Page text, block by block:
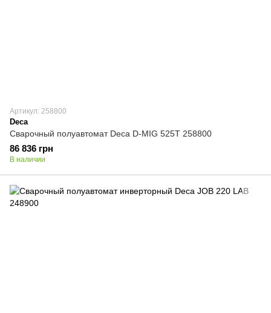
Артикул: 258800
Deca
Сварочный полуавтомат Deca D-MIG 525T 258800
86 836 грн
В наличии